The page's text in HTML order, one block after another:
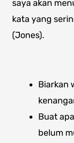
saya akan
kata yang
(Jones).
Biarkan
Buat
belum